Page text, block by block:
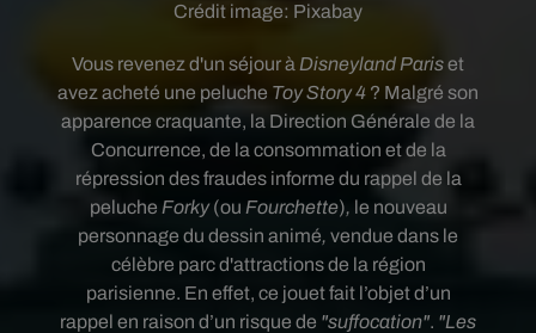
Crédit image: Pixabay
Vous revenez d'un séjour à Disneyland Pariset
avez acheté une peluche Toy Story 4 ? Malgré son
apparence craquante, la Direction Générale de la
Concurrence, de la consommation et de la
répression des fraudes informe du rappel de la
peluche Forky(ou Fourchette), le nouveau
personnage du dessin animé, vendue dans le
célèbre parc d'attractions de la région
parisienne. En effet, ce jouet fait l’objet d’un
rappel en raison d’un risque de "suffocation". "Les